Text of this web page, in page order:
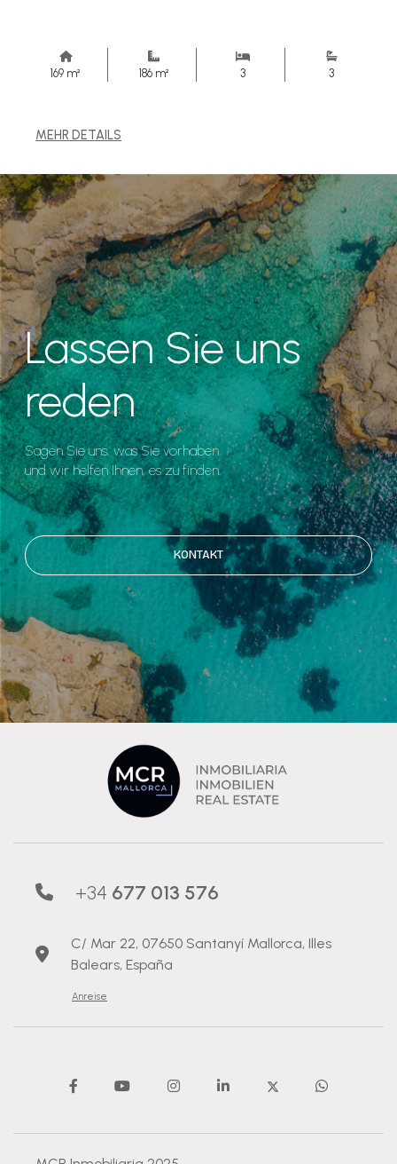
169 m² 186 m² 3 3
MEHR DETAILS
Lassen Sie uns
reden
Sagen Sie uns, was Sie vorhaben
und wir helfen Ihnen, es zu finden.
KONTAKT
+34 677 013 576
C/ Mar 22, 07650 Santanyí Mallorca, Illes
Balears, España
Anreise